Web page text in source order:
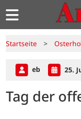
Startseite >
eb 25.
Tag der